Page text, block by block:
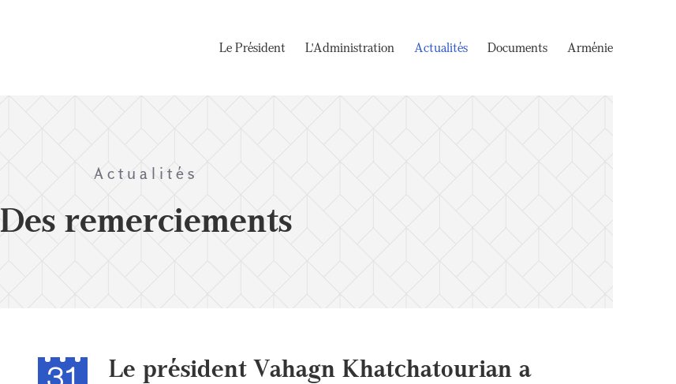
Le Président L'Administration Actualités Documents Arménie
Actualités
Des remerciements
Le président Vahagn Khatchatourian a